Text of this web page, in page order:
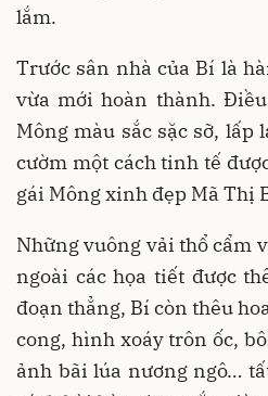
lắm.
Trước sân nhà của Bí là
vừa mới hoàn thành.
Mông màu sắc sặc sỡ,
cườm một cách tinh tế
gái Mông xinh đẹp Mã Thị
Những vuông vải thổ cẩm
ngoài các họa tiết được
đoạn thẳng, Bí còn thêu
cong, hình xoáy trôn ốc,
ảnh bãi lúa nương ngô…